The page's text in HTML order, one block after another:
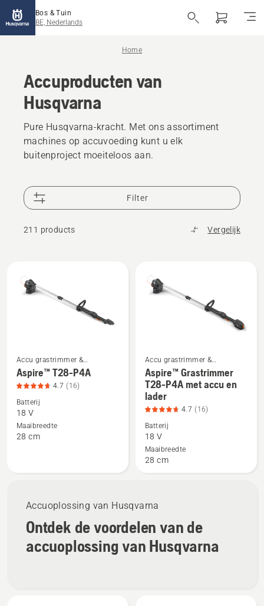
Bos & Tuin
BE, Nederlands
Home
Accuproducten van
Husqvarna
Pure Husqvarna-kracht. Met ons assortiment
machines op accuvoeding kunt u elk
buitenproject moeiteloos aan.
Filter
211 products Vergelijk
producten
Accuoplossing van Husqvarna
Ontdek de voordelen van de
accuoplossing van Husqvarna
Bekijk
meer
details
over
Aspire™
Accu grastrimmer &
Elektrische grastrimmer
Aspire™ T28-P4A
4.7 (16)
Batterij
18 V
Maaibreedte
28 cm
Bekijk
meer
details
over
Aspire™
Grastrimmer
T28-
accu
lader,
productbeoordeling
Accu grastrimmer &
Elektrische grastrimmer
Aspire™ Grastrimmer
T28-P4A met accu en
lader
4.7 (16)
Batterij
18 V
Maaibreedte
28 cm